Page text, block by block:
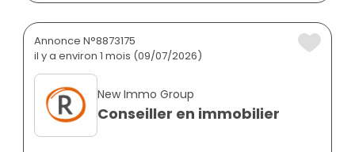
Annonce N°8873175
il y a environ 1 mois (09/07/2026)
New Immo Group
Conseiller en immobilier